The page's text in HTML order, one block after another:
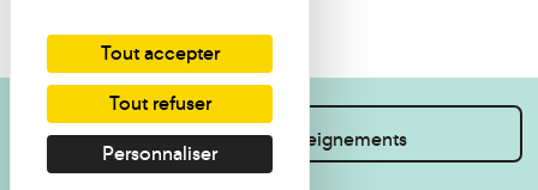
Je souhaite des renseignements
Tout accepter
Tout refuser
Personnaliser